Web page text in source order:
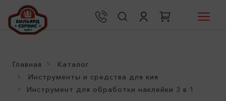
Главная
Каталог
Инструменты и средства для кия
Инструмент для обработки наклейки 3 в 1